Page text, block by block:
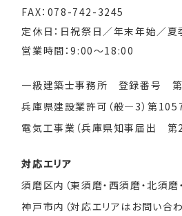
FAX：078-742-3245
定休日：日祝祭日／年末年始／夏
営業時間：9:00～18:00
一級建築士事務所 登録番号
兵庫県建設業許可（般―3）第
電気工事業（兵庫県知事届出 第
対応エリア
須磨区内（東須磨・西須磨・北須磨
神戸市内（対応エリアはお問い合わ